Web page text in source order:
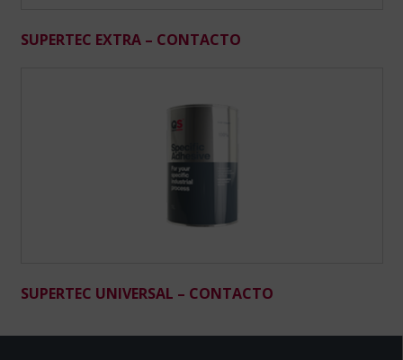
SUPERTEC EXTRA – CONTACTO
SUPERTEC UNIVERSAL – CONTACTO